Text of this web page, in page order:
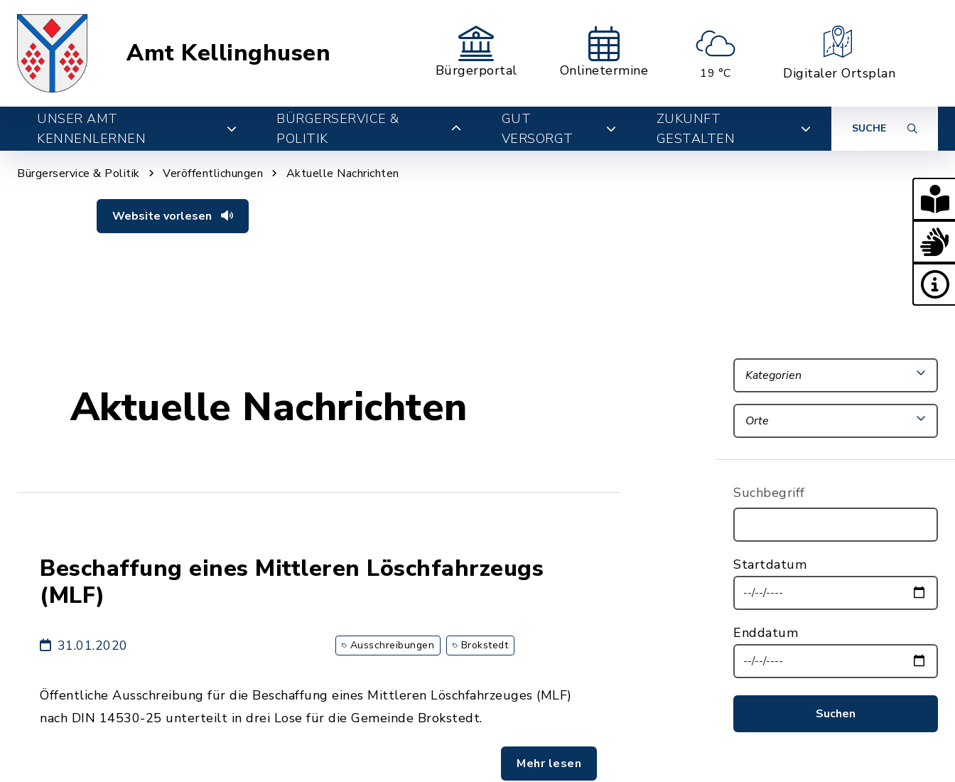
Amt Kellinghusen
Bürgerportal Onlinetermine 19 °C Digitaler Ortsplan
UNSER AMT
KENNENLERNEN
BÜRGERSERVICE &
POLITIK
GUT
VERSORGT
ZUKUNFT
GESTALTEN
SUCHE
Bürgerservice & Politik Veröffentlichungen Aktuelle Nachrichten
Website vorlesen
Aktuelle Nachrichten
Beschaffung eines Mittleren Löschfahrzeugs
(MLF)
31.01.2020 Ausschreibungen Brokstedt
Öffentliche Ausschreibung für die Beschaffung eines Mittleren Löschfahrzeuges (MLF)
nach DIN 14530-25 unterteilt in drei Lose für die Gemeinde Brokstedt.
Mehr lesen
Kategorien
Orte
Suchbegriff
Startdatum
Enddatum